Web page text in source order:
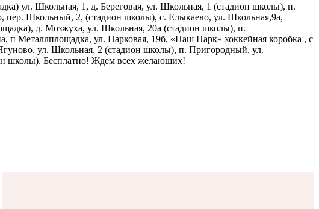
ул. Школьная, 1, д. Береговая, ул. Школьная, 1 (стадион школы), п.
пер. Школьный, 2, (стадион школы), с. Елыкаево, ул. Школьная,9а,
д. Мозжуха, ул. Школьная, 20а (стадион школы), п.
Металлплощадка, ул. Парковая, 19б, «Наш Парк» хоккейная коробка , с
ул. Школьная, 2 (стадион школы), п. Пригородный, ул.
школы). Бесплатно! Ждем всех желающих!